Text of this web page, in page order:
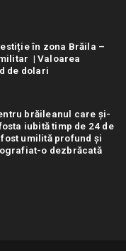
în zona Brăila –
| Valoarea
de dolari
brăileanul care și-
fosta iubită timp de 24 de
fost umilită profund și
o dezbrăcată